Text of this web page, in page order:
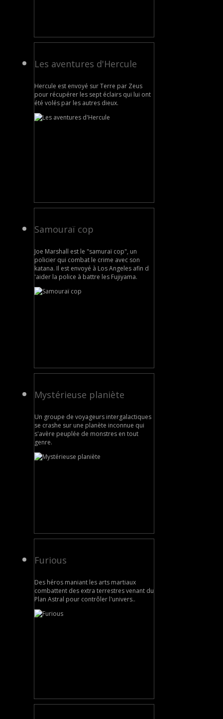
Les aventures d'Hercule
Hercule est envoyé sur Terre par Zeus
pour récupérer les sept éclairs qui lui ont
été volés par les autres dieux.
Samouraï cop
Joe Marshall est le "samuraï cop", un
policier qui combat le crime avec son
katana. Il est envoyé à Los Angeles afin d
'aider la police à battre les Fujiyama.
Mystérieuse planiète
Un groupe de voyageurs intergalactiques
se crashe sur une planète inconnue qui
s'avère peuplée de monstres en tout
genre.
Furious
Des héros maniant les arts martiaux
combattent des extra terrestres venant du
Plan Astral pour contrôler l'univers..